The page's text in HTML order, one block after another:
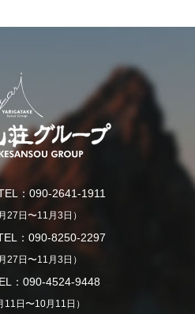
：090-2641-1911
27日〜11月3日）
：090-8250-2297
27日〜11月3日）
：090-4524-9448
11日〜10月11日）